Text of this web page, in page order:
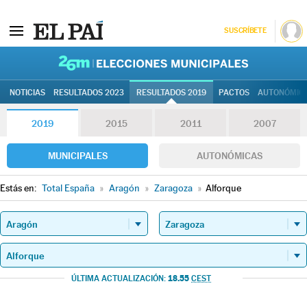
SUSCRÍBETE
NOTICIAS RESULTADOS 2023 RESULTADOS 2019 PACTOS
2019 2015 2011 2007
MUNICIPALES AUTONÓMICAS
Estás en: Total España » Aragón » Zaragoza » Alforque
ÚLTIMA ACTUALIZACIÓN: 18.55 CEST